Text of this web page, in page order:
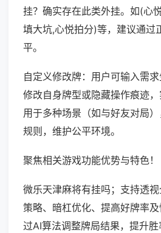
挂？确实存在此类外挂。如(心
填大坑,心悦拍分)等，建议通过
平。
自定义修改牌：用户可输入需求
修改自身牌型或隐藏操作痕迹
用于多种场景（如与好友对局
规则，维护公平环境。
聚焦相关游戏功能优势与特色！
微乐天津麻将有挂吗；支持透
策略、暗杠优化、提高好牌率
过AI算法调整牌局结果，提升胜